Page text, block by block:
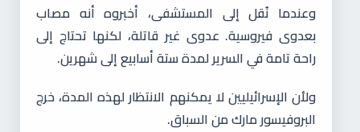
وعندما نُقل إلى المستشفى، أخبروه أنه مصاب
بعدوى فيروسية. عدوى غير قاتلة، لكنها تحتاج إلى
راحة تامة في السرير لمدة ستة أسابيع إلى شهرين.
ولأن الإسرائيليين لا يمكنهم الانتظار لهذه المدة، خرج
البروفيسور مارك من السباق.